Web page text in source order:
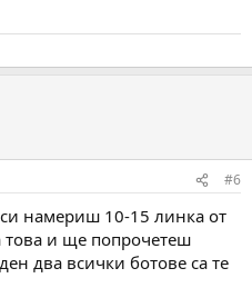
#6
намериш 10-15 линка от
това и ще попрочетеш
два всички ботове са те